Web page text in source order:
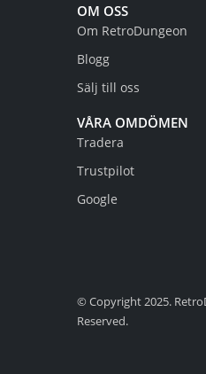
OM OSS
Om RetroDungeon
Blogg
Sälj till oss
VÅRA OMDÖMEN
Tradera
Trustpilot
Google
© Copyright 2025.
Reserved.